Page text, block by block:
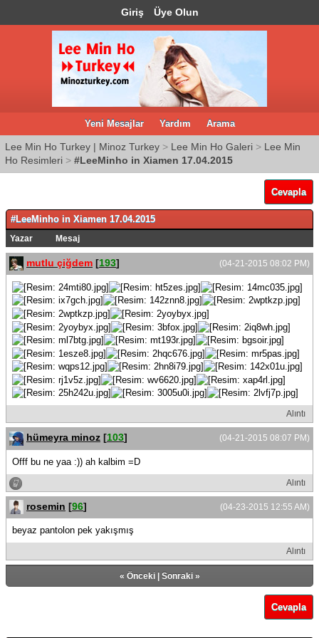
Giriş Üye Olun
Yeni Mesajlar Yardım Arama
Lee Min Ho Turkey | Minoz Turkey > Lee Min Ho Galeri > Lee Min
Ho Resimleri > #LeeMinho in Xiamen 17.04.2015
Cevapla
#LeeMinho in Xiamen 17.04.2015
Yazar Mesaj
(04-21-2015 08:02 PM)
mutlu çiğdem [193]
Alıntı
(04-21-2015 08:07 PM)
hümeyra minoz [103]
Offf bu ne yaa :)) ah kalbim =D
Alıntı
(04-23-2015 12:55 AM)
rosemin [96]
beyaz pantolon pek yakışmış
Alıntı
« Önceki| Sonraki»
Cevapla